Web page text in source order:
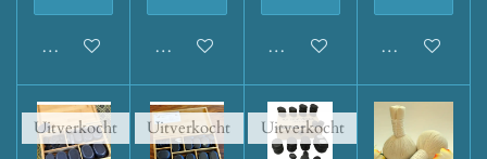
In winkelwagen In winkelwagen In winkelwagen In
Uitverkocht Uitverkocht Uitverkocht